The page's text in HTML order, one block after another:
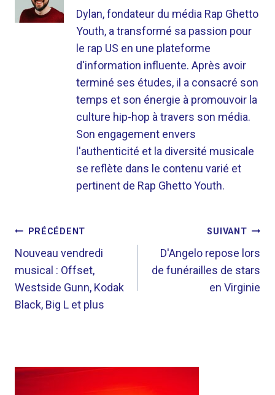
Dylan, fondateur du média Rap Ghetto
Youth, a transformé sa passion pour
le rap US en une plateforme
d'information influente. Après avoir
terminé ses études, il a consacré son
temps et son énergie à promouvoir la
culture hip-hop à travers son média.
Son engagement envers
l'authenticité et la diversité musicale
se reflète dans le contenu varié et
pertinent de Rap Ghetto Youth.
NAVIGATION
DE
L’ARTICLE
PRÉCÉDENT
Nouveau vendredi
musical : Offset,
Westside Gunn, Kodak
Black, Big L et plus
SUIVANT
D'Angelo repose lors
de funérailles de stars
en Virginie